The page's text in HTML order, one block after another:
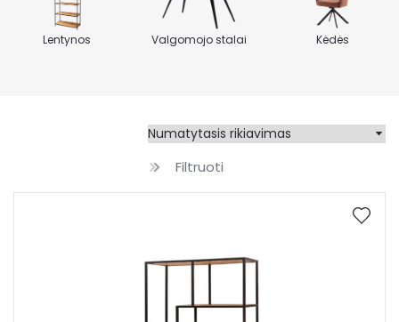
Lentynos Valgomojo stalai Kėdės
Filtruoti